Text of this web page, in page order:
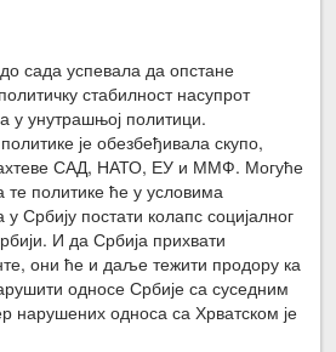
сада успевала да опстане
стабилност насупрот
унутрашњој политици.
је обезбеђивала скупо,
САД, НАТО, ЕУ и ММФ. Могуће
те политике ће у условима
Србију постати колапс социјалног
И да Србија прихвати
они ће и даље тежити продору ка
односе Србије са суседним
односа са Хрватском је